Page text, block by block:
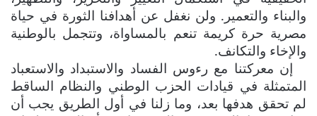
والبناء والتعمير. ولن نغفل عن أهدافنا الثورة في حياة
مصرية حرة كريمة تنعم بالمساواة، وتتجمل بالوطنية
والإخاء والتكانف.
إن معركتنا مع رءوس الفساد والاستبداد والاستعباد
المتمثلة في قيادات الحزب الوطني والنظام الساقط
لم تحقق هدفها بعد، وما زلنا في أول الطريق يجب أن